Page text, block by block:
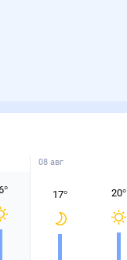
°
08 авг
17° 20°